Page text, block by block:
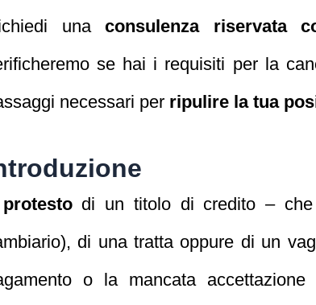
una consulenza riservata
se hai i requisiti per la
necessari per ripulire la tua
protestodi un titolo di credito – che
di una tratta oppure di un
o la mancata